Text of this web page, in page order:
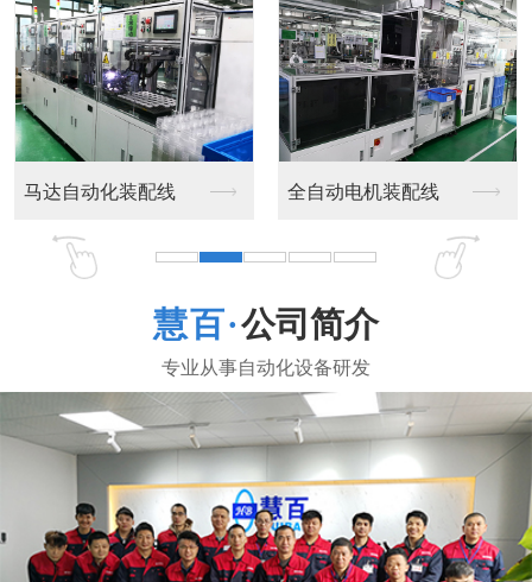
配线 搬运机器人 机器人喷漆和
公司简介